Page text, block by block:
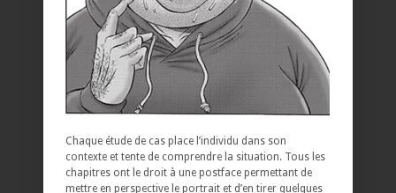
Chaque étude de cas place l’individu dans son
contexte et tente de comprendre la situation. Tous les
chapitres ont le droit à une postface permettant de
mettre en perspective le portrait et d’en tirer quelques